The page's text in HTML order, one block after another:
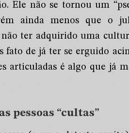
Ele não se tornou um
ainda menos que o
ter adquirido uma
fato de já ter se erguido
articuladas é algo que já
pessoas “cultas”